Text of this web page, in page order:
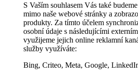
S Vaším souhlasem Vás také
mimo naše webové stránky a
produkty. Za tímto účelem
osobní údaje s následujícími
využijeme jejich online reklamní
služby využíváte:
Bing, Criteo, Meta, Google,